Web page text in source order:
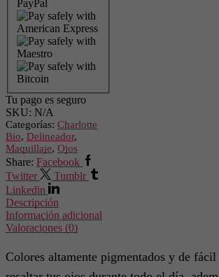
Tu pago es seguro
SKU: N/A
Categorías: Charlotte
Bio, Delineador,
Maquillaje, Ojos
Share: Facebook
Twitter
Tumblr
Linkedin
Descripción
Información adicional
Valoraciones (0)
Colores altamente pigmentados y de